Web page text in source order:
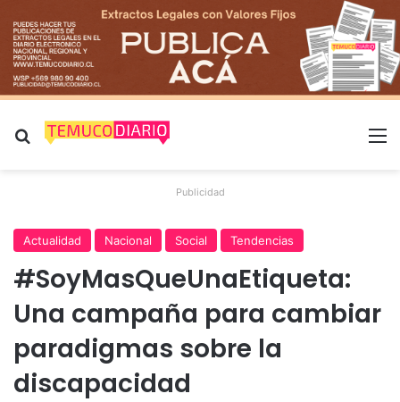
Buscar por
Publicidad
Actualidad Nacional Social Tendencias
#SoyMasQueUnaEtiqueta:
Una campaña para cambiar
paradigmas sobre la
discapacidad